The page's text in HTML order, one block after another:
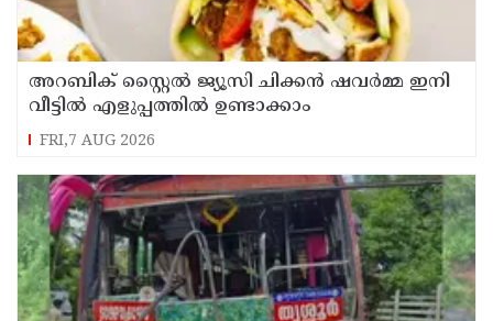
അറബിക് സ്റ്റൈൽ ജ്യൂസി ചിക്കൻ ഷവർമ്മ ഇനി
വീട്ടിൽ എളുപ്പത്തിൽ ഉണ്ടാക്കാം
FRI,7 AUG 2026